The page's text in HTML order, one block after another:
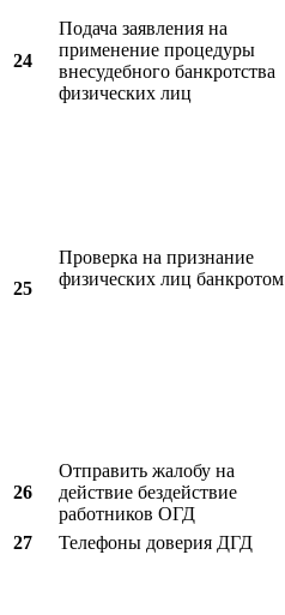
24
Подача заявления на
применение процедуры
внесудебного банкротства
физических лиц
25
Проверка на признание
физических лиц банкротом
26
Отправить жалобу на
действие бездействие
работников ОГД
27
Телефоны доверия ДГД